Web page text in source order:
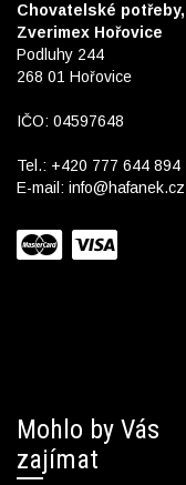
Chovatelské potřeby,
Zverimex Hořovice
Podluhy 244
268 01 Hořovice
IČO: 04597648
Tel.: +420 777 644 894
E-mail: info@hafanek.cz
Mohlo by Vás
zajímat